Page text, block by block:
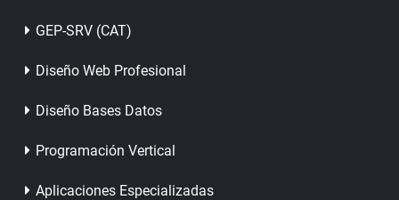
GEP-SRV (CAT)
Diseño Web Profesional
Diseño Bases Datos
Programación Vertical
Aplicaciones Especializadas